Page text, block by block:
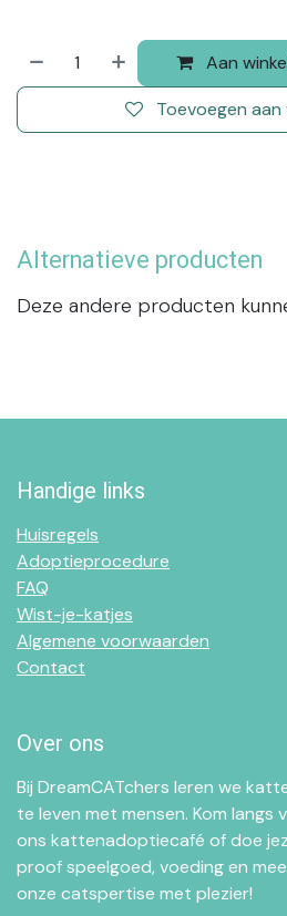
Aan
Toevoegen aan
Alternatieve producten
Deze andere producten
Handige links
Huisregels
Adoptieprocedure
FAQ
Wist-je-katjes
Algemene voorwaarden
Contact
Over ons
Bij DreamCATchers leren we
te leven met mensen. Kom langs
ons kattenadoptiecafé of doe
proof speelgoed, voeding en
onze catspertise met plezier!